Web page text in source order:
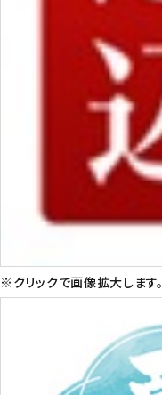
※クリックで画像拡大します。